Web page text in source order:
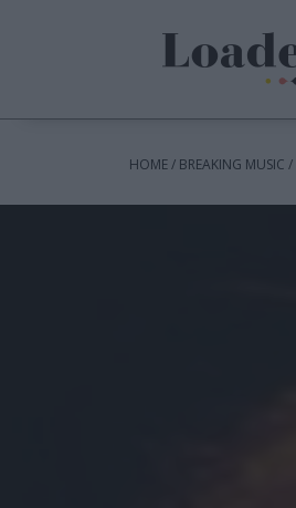
HOME / BREAKING MUSIC /